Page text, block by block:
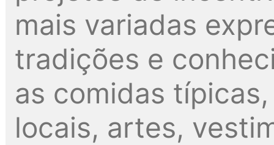
mais variadas
tradições e
as comidas
locais, artes,